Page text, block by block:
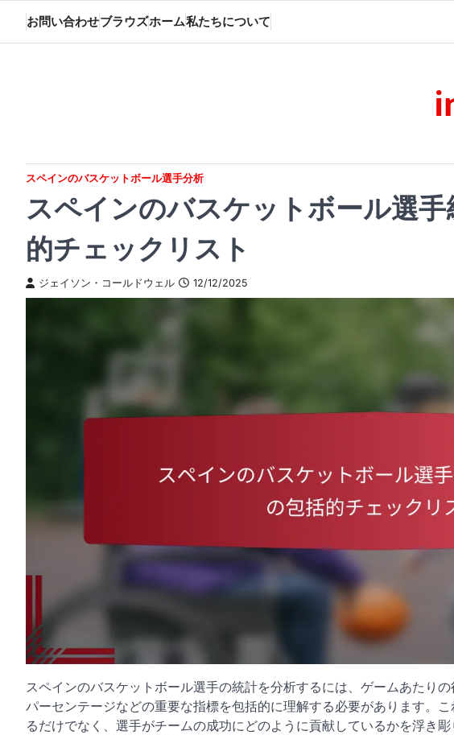
content
お問い合わせブラウズホーム私たちについて
スペインのバスケットボール選手分析
スペインのバスケットボール選
的チェックリスト
ジェイソン・コールドウェル 12/12/2025
スペインのバスケットボール選手の統計を分析するには、ゲームあたり
パーセンテージなどの重要な指標を包括的に理解する必要があります。
るだけでなく、選手がチームの成功にどのように貢献しているかを浮き